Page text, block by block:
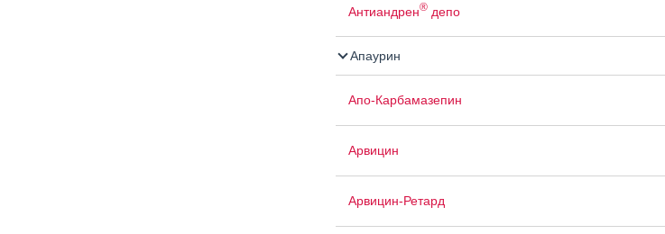
Антиандрен®депо
Апаурин
Апо-Карбамазепин
Арвицин
Арвицин-Ретард